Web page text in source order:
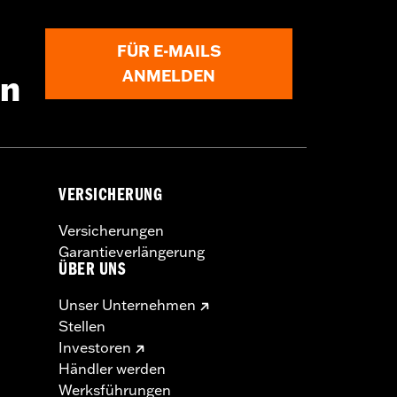
and Brake Rotor-specific hardware.
FÜR E-MAILS
ANMELDEN
VERSICHERUNG
Versicherungen
Garantieverlängerung
ÜBER UNS
Unser Unternehmen
Stellen
Investoren
Händler werden
Werksführungen